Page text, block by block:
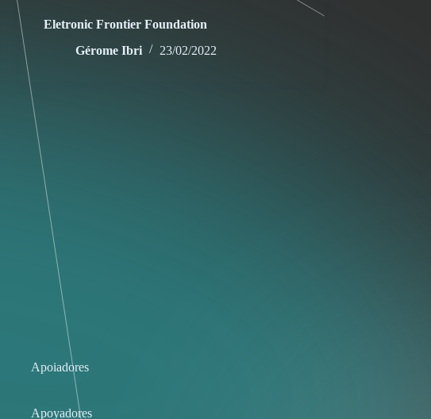
Eletronic Frontier Foundation
Gérome Ibri
23/02/2022
Apoiadores
Apoyadores